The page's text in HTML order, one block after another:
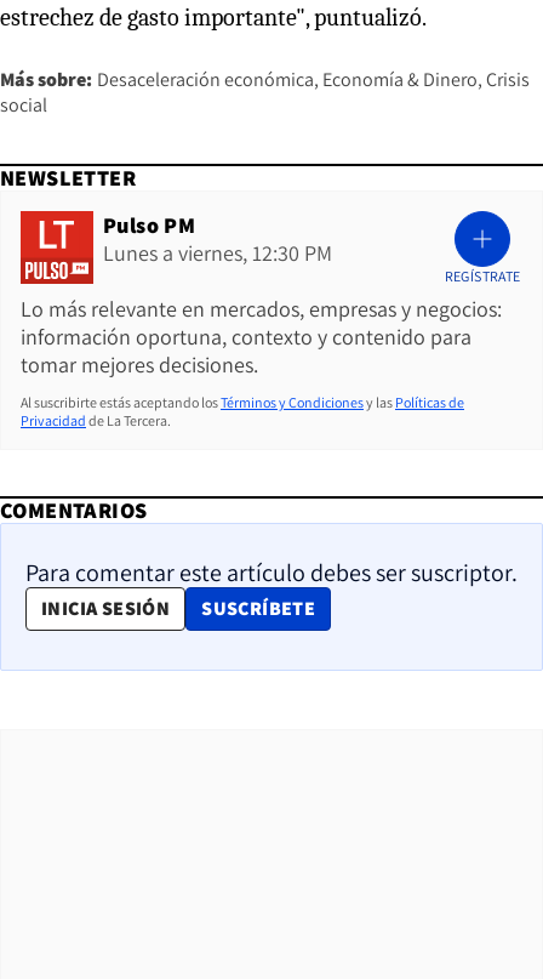
estrechez de gasto importante", puntualizó.
Más sobre: Desaceleración económica Economía & Dinero Crisis
social
NEWSLETTER
Pulso PM
Lunes a viernes, 12:30 PM
Lo más relevante en mercados, empresas y negocios:
información oportuna, contexto y contenido para
tomar mejores decisiones.
REGÍSTRATE
Al suscribirte estás aceptando losTérminos y Condicionesy las Políticas de
Privacidad de La Tercera.
COMENTARIOS
Para comentar este artículo debes ser suscriptor.
INICIA SESIÓN SUSCRÍBETE
OPENS IN NEW WINDOW